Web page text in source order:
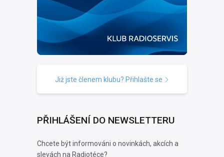
Již jste členem klubu? Přihlašte se
PŘIHLÁŠENÍ DO NEWSLETTERU
Chcete být informováni o novinkách, akcích a
slevách na Radiotéce?